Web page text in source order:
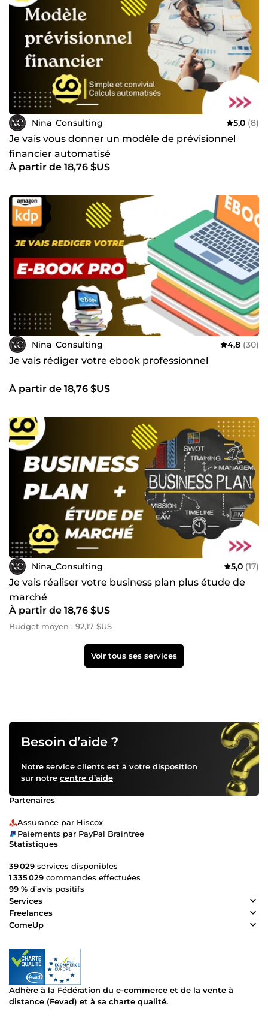
Nina_Consulting 5,0 (8)
Je vais vous donner un modèle de prévisionnel
financier automatisé
À partir de 18,76 $US
Nina_Consulting 4,8 (30)
Je vais rédiger votre ebook professionnel
À partir de 18,76 $US
Nina_Consulting 5,0 (17)
Je vais réaliser votre business plan plus étude de
marché
À partir de 18,76 $US
Budget moyen : 92,17 $US
Voir tous ses services
Besoin d’aide ?
Notre service clients est à votre disposition
sur notre centre d’aide
Partenaires
Assurance par Hiscox
Paiements par PayPal Braintree
Statistiques
39 029 services disponibles
1 335 029 commandes effectuées
99 % d’avis positifs
Services
Freelances
ComeUp
Adhère à la Fédération du e-commerce et de la vente à
distance (Fevad) et à sa charte qualité.